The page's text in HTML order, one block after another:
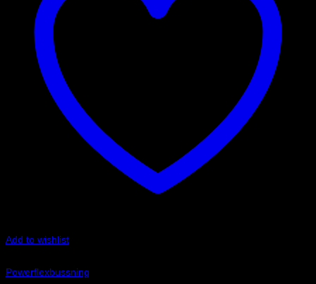
Add to wishlist
Powerflexbussning